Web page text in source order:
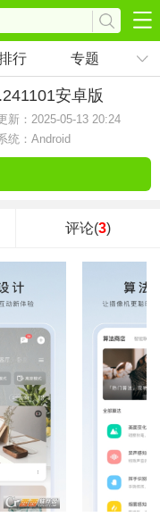
行 专题
安卓版
新：2025-05-13 20:24
统：Android
评论(3)